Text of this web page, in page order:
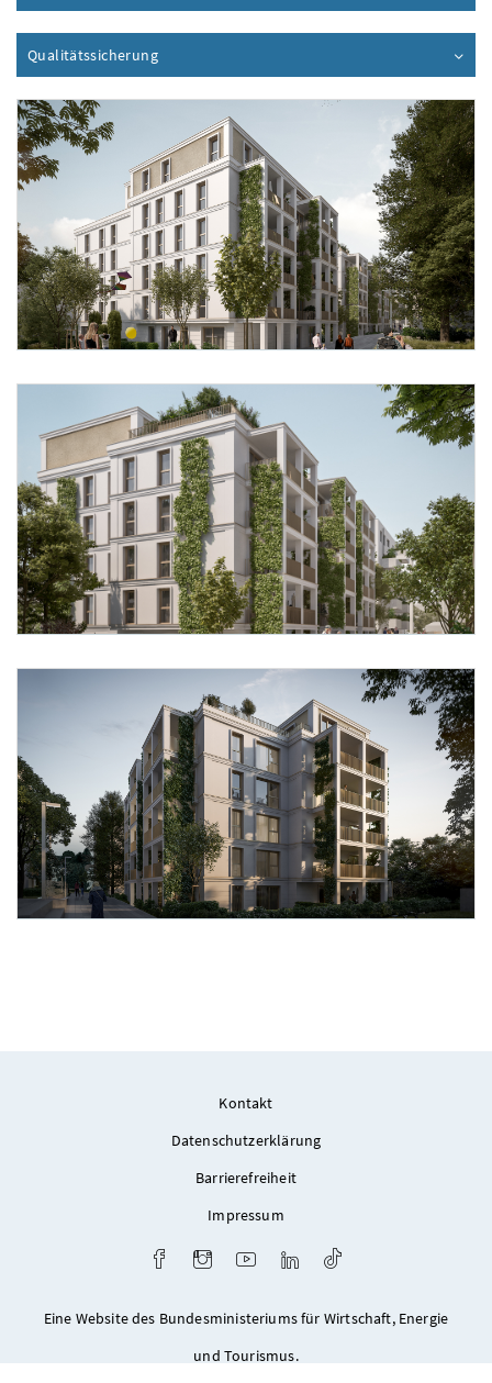
QualitätssicherungInhalt aufklappen
Foto 1: ZOOM VP.AT
Foto 2: ZOOM VP.AT
Kontakt
Datenschutzerklärung
Barrierefreiheit
Impressum
FacebookInstagramYoutube LinkedIn
Eine Website des Bundesministeriums für Wirtschaft, Energie
und Tourismus.